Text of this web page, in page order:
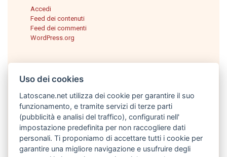
Accedi
Feed dei contenuti
Feed dei commenti
WordPress.org
Italiano
Uso dei cookies
Latoscane.net utilizza dei cookie per garantire il suo
funzionamento, e tramite servizi di terze parti
(pubblicità e analisi del traffico), configurati nell'
impostazione predefinita per non raccogliere dati
personali. Ti proponiamo di accettare tutti i cookie per
garantire una migliore navigazione e usufruire degli